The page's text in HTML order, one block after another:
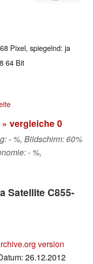
Pixel, spiegelnd: ja
64 Bit
» vergleiche 0
- %, Bildschirm: 60%
- %,
Satellite C855-
version
26.12.2012